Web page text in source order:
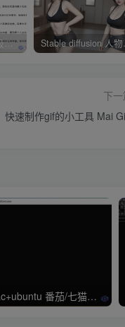
Reader v2.0.0.4 极简小说阅读器支持导入在线及离线书源 Stable
下一
快速制作gif的小工具 Mai
Win+Mac+ubuntu 番茄/七猫小说下载器